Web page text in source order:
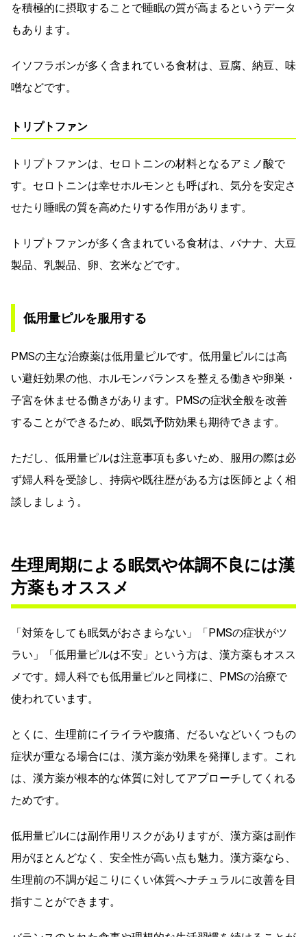
を積極的に摂取することで睡眠の質が高まるというデータ
もあります。
イソフラボンが多く含まれている食材は、豆腐、納豆、味
噌などです。
トリプトファン
トリプトファンは、セロトニンの材料となるアミノ酸で
す。セロトニンは幸せホルモンとも呼ばれ、気分を安定さ
せたり睡眠の質を高めたりする作用があります。
トリプトファンが多く含まれている食材は、バナナ、大豆
製品、乳製品、卵、玄米などです。
低用量ピルを服用する
PMSの主な治療薬は低用量ピルです。低用量ピルには高
い避妊効果の他、ホルモンバランスを整える働きや卵巣・
子宮を休ませる働きがあります。PMSの症状全般を改善
することができるため、眠気予防効果も期待できます。
ただし、低用量ピルは注意事項も多いため、服用の際は必
ず婦人科を受診し、持病や既往歴がある方は医師とよく相
談しましょう。
生理周期による眠気や体調不良には漢
方薬もオススメ
「対策をしても眠気がおさまらない」「PMSの症状がツ
ラい」「低用量ピルは不安」という方は、漢方薬もオスス
メです。婦人科でも低用量ピルと同様に、PMSの治療で
使われています。
とくに、生理前にイライラや腹痛、だるいなどいくつもの
症状が重なる場合には、漢方薬が効果を発揮します。これ
は、漢方薬が根本的な体質に対してアプローチしてくれる
ためです。
低用量ピルには副作用リスクがありますが、漢方薬は副作
用がほとんどなく、安全性が高い点も魅力。漢方薬なら、
生理前の不調が起こりにくい体質へナチュラルに改善を目
指すことができます。